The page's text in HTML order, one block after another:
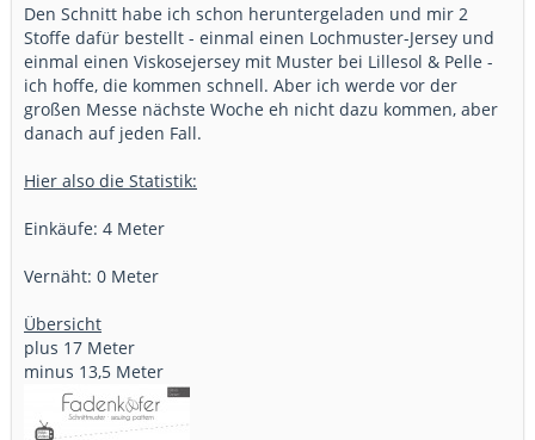
Den Schnitt habe ich schon heruntergeladen und mir 2
Stoffe dafür bestellt - einmal einen Lochmuster-Jersey und
einmal einen Viskosejersey mit Muster bei Lillesol & Pelle -
ich hoffe, die kommen schnell. Aber ich werde vor der
großen Messe nächste Woche eh nicht dazu kommen, aber
danach auf jeden Fall.
Hier also die Statistik:
Einkäufe: 4 Meter
Vernäht: 0 Meter
Übersicht
plus 17 Meter
minus 13,5 Meter